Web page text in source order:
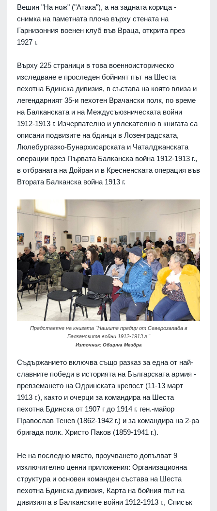
Вешин "На нож" ("Атака"), а на задната корица -
снимка на паметната плоча върху стената на
Гарнизонния военен клуб във Враца, открита през
1927 г.
Върху 225 страници в това военноисторическо
изследване е проследен бойният път на Шеста
пехотна Бдинска дивизия, в състава на която влиза и
легендарният 35-и пехотен Врачански полк, по време
на Балканската и на Междусъюзническата войни
1912-1913 г. Изчерпателно и увлекателно в книгата са
описани подвизите на бдинци в Лозенградската,
Люлебургазко-Бунархисарската и Чаталджанската
операции през Първата Балканска война 1912-1913 г.,
в отбраната на Дойран и в Кресненската операция във
Втората Балканска война 1913 г.
Представяне на книгата "Нашите предци от Северозапада в
Балканските войни 1912-1913 г."
Източник: Община Мездра
Съдържанието включва също разказ за една от най-
славните победи в историята на Българската армия -
превземането на Одринската крепост (11-13 март
1913 г.), както и очерци за командира на Шеста
пехотна Бдинска от 1907 г до 1914 г. ген.-майор
Православ Тенев (1862-1942 г.) и за командира на 2-ра
бригада полк. Христо Паков (1859-1941 г.).
Не на последно място, проучването допълват 9
изключително ценни приложения: Организационна
структура и основен команден състава на Шеста
пехотна Бдинска дивизия, Карта на бойния път на
дивизията в Балканските войни 1912-1913 г., Списък